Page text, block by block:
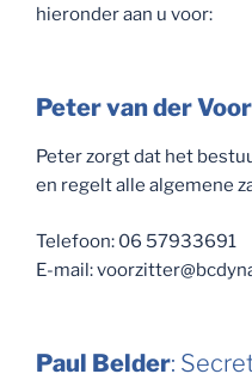
hieronder aan u voor:
Peter van der
Peter zorgt dat het
en regelt alle algemene
Telefoon: 06 57933691
E-mail:
Paul Belder: